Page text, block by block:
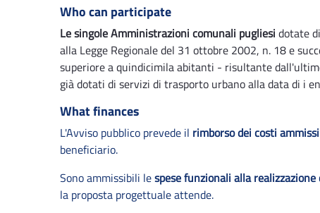
Who can participate
Le singole Amministrazioni comunali pugliesi dotate
alla Legge Regionale del 31 ottobre 2002, n. 18 e
superiore a quindicimila abitanti - risultante
già dotati di servizi di trasporto urbano alla data di i
What finances
L'Avviso pubblico prevede il rimborso dei costi
beneficiario.
Sono ammissibili lespese funzionali alla realizzazione
la proposta progettuale attende.